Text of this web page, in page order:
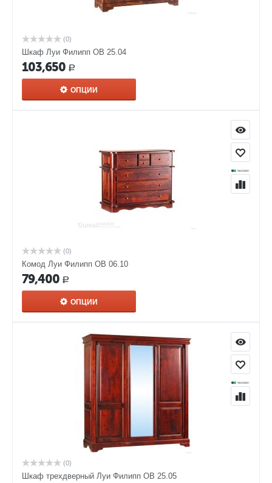
(0)
Шкаф Луи Филипп ОВ 25.04
103,650 Р
ОПЦИИ
(0)
Комод Луи Филипп ОВ 06.10
79,400 Р
ОПЦИИ
(0)
Шкаф трехдверный Луи Филипп ОВ 25.05